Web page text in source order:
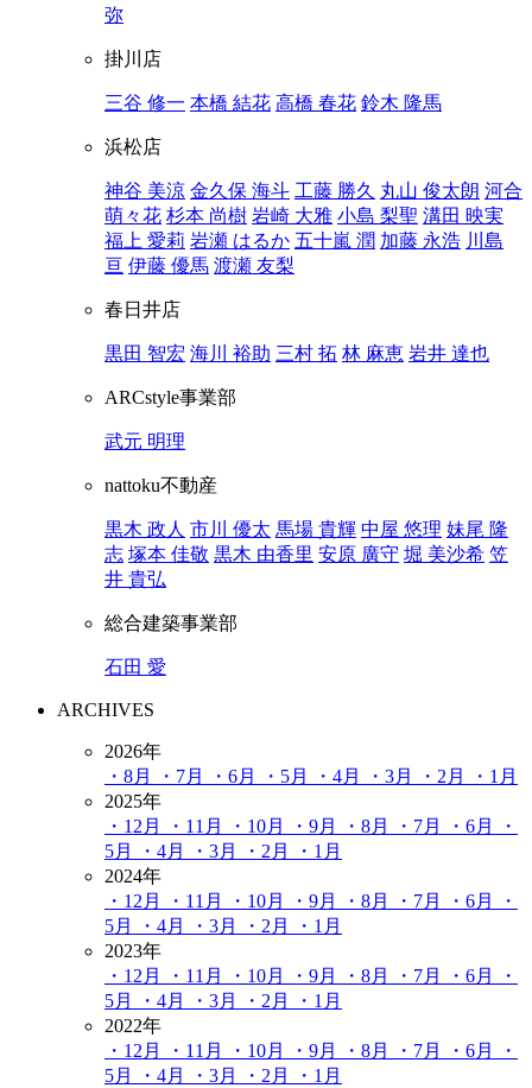
弥
掛川店
三谷 修一 本橋 結花 高橋 春花 鈴木 隆馬
浜松店
神谷 美涼 金久保 海斗 工藤 勝久 丸山 俊太朗 河合
萌々花 杉本 尚樹 岩崎 大雅 小島 梨聖 溝田 映実
福上 愛莉 岩瀬 はるか 五十嵐 潤 加藤 永浩 川島
亘 伊藤 優馬 渡瀬 友梨
春日井店
黒田 智宏 海川 裕助 三村 拓 林 麻恵 岩井 達也
ARCstyle事業部
武元 明理
nattoku不動産
黒木 政人 市川 優太 馬場 貴輝 中屋 悠理 妹尾 隆
志 塚本 佳敬 黒木 由香里 安原 廣守 堀 美沙希 笠
井 貴弘
総合建築事業部
石田 愛
ARCHIVES
2026年
・8月
・7月 ・6月 ・5月 ・4月 ・3月 ・2月
・1月
2025年
・12月
・11月 ・10月 ・9月 ・8月 ・7月 ・6月
・
5月
・4月 ・3月 ・2月
・1月
2024年
・12月
・11月 ・10月 ・9月 ・8月 ・7月 ・6月
・
5月
・4月 ・3月 ・2月
・1月
2023年
・12月
・11月 ・10月 ・9月 ・8月 ・7月 ・6月
・
5月
・4月 ・3月 ・2月
・1月
2022年
・12月
・11月 ・10月 ・9月 ・8月 ・7月 ・6月
・
5月
・4月 ・3月 ・2月
・1月